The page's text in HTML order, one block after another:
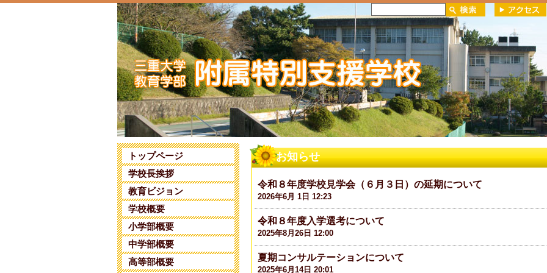
トップページ
学校長挨拶
教育ビジョン
学校概要
小学部概要
中学部概要
高等部概要
お知らせ
令和８年度学校見学会（６月３日）の延期について
2026年6月 1日 12:23
令和８年度入学選考について
2025年8月26日 12:00
夏期コンサルテーションについて
2025年6月14日 20:01